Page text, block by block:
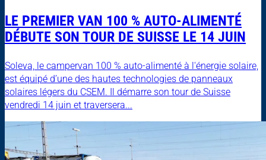
LE PREMIER VAN 100 % AUTO-ALIMENTÉ
DÉBUTE SON TOUR DE SUISSE LE 14 JUIN
Soleva, le campervan 100 % auto-alimenté à l'énergie solaire,
est équipé d’une des hautes technologies de panneaux
solaires légers du CSEM. Il démarre son tour de Suisse
vendredi 14 juin et traversera...